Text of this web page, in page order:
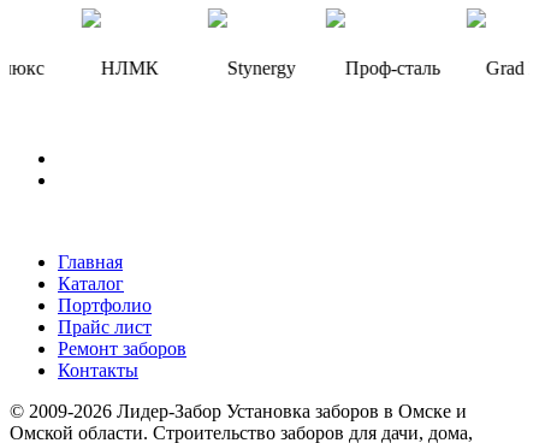
Главная
Каталог
Портфолио
Прайс лист
Ремонт заборов
Контакты
© 2009-2026 Лидер-Забор Установка заборов в Омске и
Омской области. Строительство заборов для дачи, дома,